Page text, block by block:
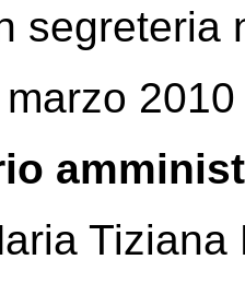
segreteria
2010
Tiziana